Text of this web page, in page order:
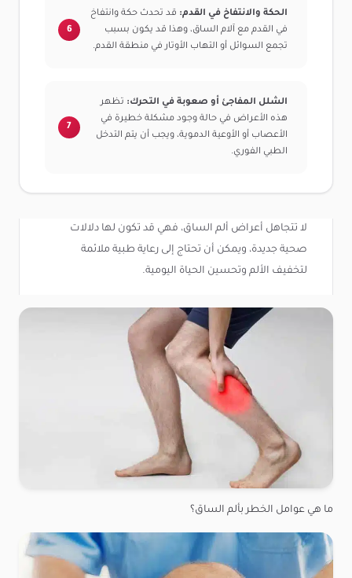
الحكة والانتفاخ في القدم: قد تحدث حكة وانتفاخ
في القدم مع آلام الساق، وهذا قد يكون بسبب
تجمع السوائل أو التهاب الأوتار في منطقة القدم.
الشلل المفاجئ أو صعوبة في التحرك: تظهر
هذه الأعراض في حالة وجود مشكلة خطيرة في
الأعصاب أو الأوعية الدموية، ويجب أن يتم التدخل
الطبي الفوري.
لا تتجاهل أعراض ألم الساق، فهي قد تكون لها دلالات
صحية جديدة، ويمكن أن تحتاج إلى رعاية طبية ملائمة
لتخفيف الألم وتحسين الحياة اليومية.
ما هي عوامل الخطر بألم الساق؟